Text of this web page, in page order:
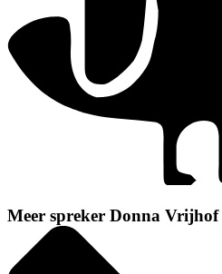
Meer spreker Donna Vrijhof